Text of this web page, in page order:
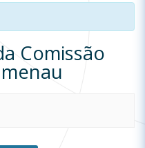
Comissão